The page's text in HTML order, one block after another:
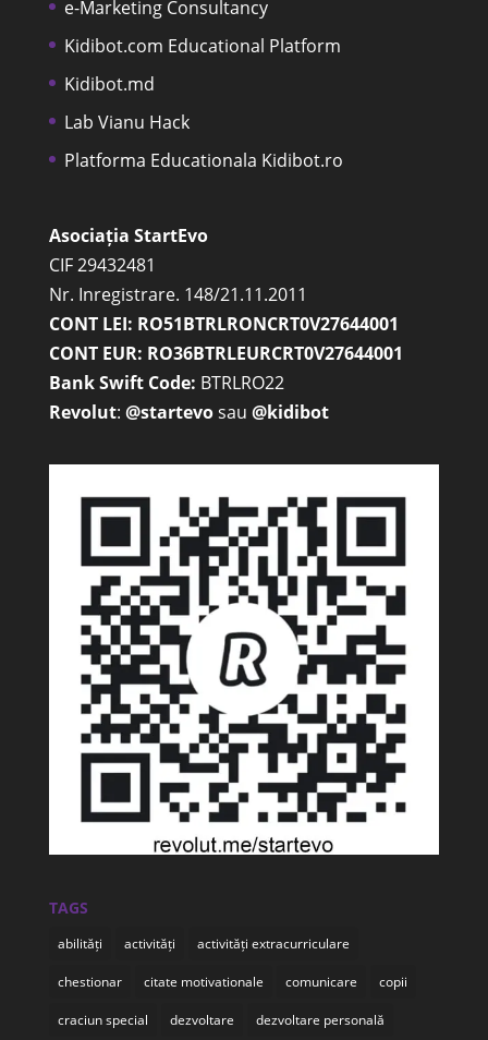
e-Marketing Consultancy
Kidibot.com Educational Platform
Kidibot.md
Lab Vianu Hack
Platforma Educationala Kidibot.ro
Asociația StartEvo
CIF 29432481
Nr. Inregistrare. 148/21.11.2011
CONT LEI: RO51BTRLRONCRT0V27644001
CONT EUR: RO36BTRLEURCRT0V27644001
Bank Swift Code: BTRLRO22
Revolut: @startevosau @kidibot
TAGS
abilități activități activități extracurriculare
chestionar citate motivationale comunicare copii
craciun special dezvoltare dezvoltare personală